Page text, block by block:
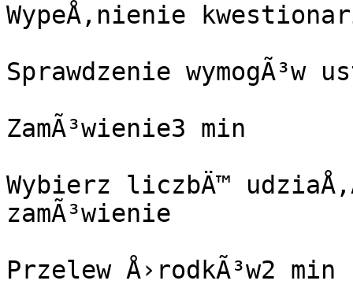
WypeÅ‚nienie
Sprawdzenie wymogÃ³w
ZamÃ³wienie3 min
Wybierz liczbÄ™
zamÃ³wienie
Przelew Å›rodkÃ³w2 min